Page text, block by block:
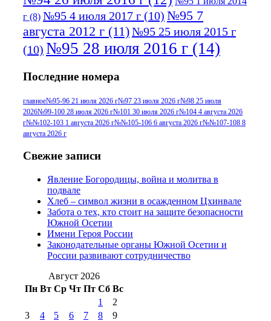
г (8) №95 4 июля 2017 г (10) №95 7
августа 2012 г (11)№95 25 июля 2015 г
(10) №95 28 июля 2016 г (14)
июля 2017 г(11)№96 9 августа 2012
г(13) №96 28 июля 2015 г(9) №96+97 3
июля 2014 г(10)№96+97 30 июля
2016 г(13)
июля 2017 г
2012 г
(15)
№97 30 июля 2015 г
(15)№98 1 августа 2015 г
августа 2016 г(10)№98 5 июля 2014 г(10)
№98 8 августа 2013 г
августа 2012 г(14) №98+99 11 июля
2017 г(9)
№99 4 августа
2016 г(12) №99 8 июля 2014 г
августа 2012 г(11)
августа 2013 г
(12)
Последние номера
главное№95-96 21 июля 2026 г№97 23 июля 2026 г№98 25 июля
2026№99-100 28 июля 2026 г№101 30 июля 2026 г№104 4 августа 2026
г№№102-103 1 августа 2026 г№№105-106 6 августа 2026 г№№107-108 8
августа 2026 г
Свежие записи
Явление Богородицы, война и молитва в
подвале
Хлеб – символ жизни в осажденном Цхинвале
Забота о тех, кто стоит на защите безопасности
Южной Осетии
Имени Героя России
Законодательные органы Южной Осетии и
России развивают сотрудничество
Август 2026
Пн Вт Ср Чт Пт Сб Вс
1
2
3
4 5 6 7 8
9